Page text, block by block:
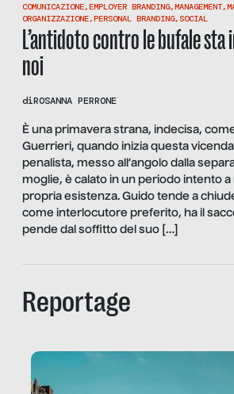
COMUNICAZIONE,EMPLOYER BRANDING,MANAGEMENT,
ORGANIZZAZIONE,PERSONAL BRANDING, SOCIAL
L’antidoto contro le bufale sta
noi
diROSANNA PERRONE
È una primavera strana, indecisa,
Guerrieri, quando inizia questa
penalista, messo all’angolo dalla
moglie, è calato in un periodo intento
propria esistenza. Guido tende a
come interlocutore preferito, ha il
pende dal soffitto del suo […]
Reportage